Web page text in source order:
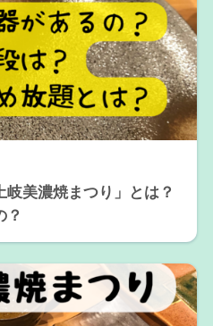
美濃焼まつり」とは？
？